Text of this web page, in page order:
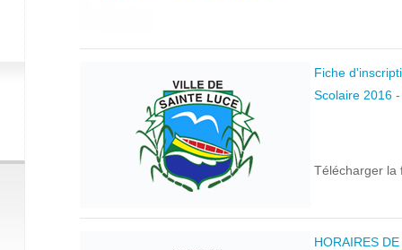
Fiche
Scolaire 2016
Télécharger la
HORAIRES